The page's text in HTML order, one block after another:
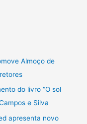
Almoço de
do livro “O sol
e Silva
apresenta novo